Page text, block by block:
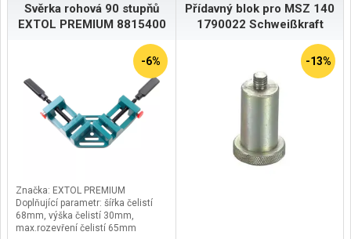
Svěrka rohová 90 stupňů
EXTOL PREMIUM 8815400
-6%
Značka: EXTOL PREMIUM
Doplňující parametr: šířka čelistí
68mm, výška čelistí 30mm,
max.rozevření čelistí 65mm
Přídavný blok pro MSZ 140
1790022 Schweißkraft
-13%